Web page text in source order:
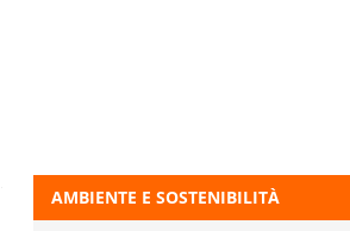
AMBIENTE E SOSTENIBILITÀ